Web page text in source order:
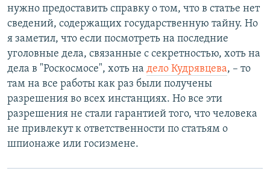
нужно предоставить справку о том, что в статье нет
сведений, содержащих государственную тайну. Но
я заметил, что если посмотреть на последние
уголовные дела, связанные с секретностью, хоть на
дела в "Роскосмосе", хоть на дело Кудрявцева, – то
там на все работы как раз были получены
разрешения во всех инстанциях. Но все эти
разрешения не стали гарантией того, что человека
не привлекут к ответственности по статьям о
шпионаже или госизмене.